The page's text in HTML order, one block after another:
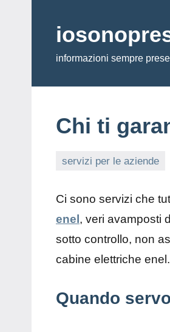
contenuto
informazioni sempre
Chi ti
servizi per le aziende
Ci sono servizi che
enel , veri avamposti
sotto controllo, non
cabine elettriche
Quando